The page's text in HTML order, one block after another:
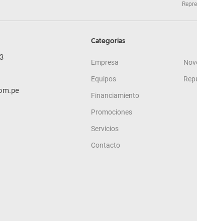
Categorías
Empresa
Equipos
Financiamiento
Promociones
Servicios
Contacto